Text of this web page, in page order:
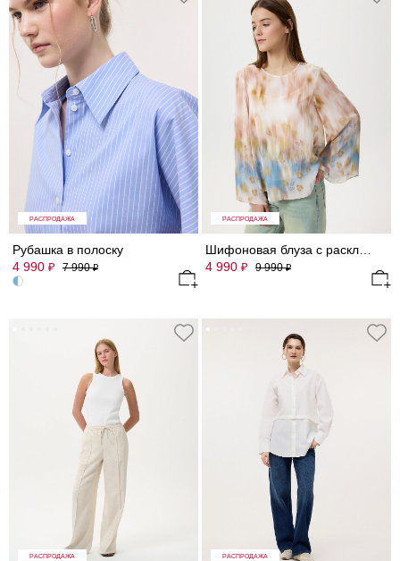
РАСПРОДАЖА
Рубашка в полоску
4 990 ₽ 7 990₽
РАСПРОДАЖА
4 990 ₽ 9 990₽
РАСПРОДАЖА РАСПРОДАЖА